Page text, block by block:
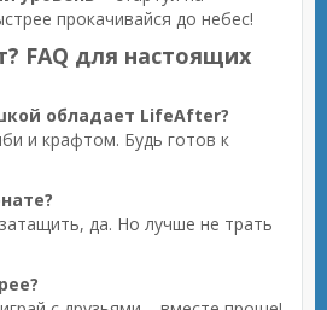
прокачивайся до небес!
FAQ для настоящих
обладает LifeAfter?
и крафтом. Будь готов к
да. Но лучше не трать